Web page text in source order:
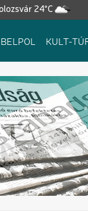
24°C
BELPOL KULT-